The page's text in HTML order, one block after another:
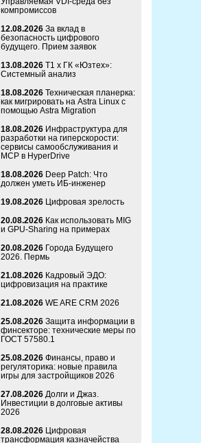
компромиссов
12.08.2026 За вклад в
безопасность цифрового
будущего. Прием заявок
13.08.2026 Т1 x ГК «Юзтех»:
Системный анализ
18.08.2026 Техническая планерка:
как мигрировать на Astra Linux с
помощью Astra Migration
18.08.2026 Инфраструктура для
разработки на гиперскорости:
сервисы самообслуживания и
MCP в HyperDrive
18.08.2026 Deep Patch: Что
должен уметь ИБ-инженер
19.08.2026 Цифровая зрелость
20.08.2026 Как использовать MIG
и GPU-Sharing на примерах
20.08.2026 Города Будущего
2026. Пермь
21.08.2026 Кадровый ЭДО:
цифровизация на практике
21.08.2026 WE ARE CRM 2026
25.08.2026 Защита информации в
финсекторе: технические меры по
ГОСТ 57580.1
25.08.2026 Финансы, право и
регуляторика: новые правила
игры для застройщиков 2026
27.08.2026 Долги и Джаз.
Инвестиции в долговые активы
2026
28.08.2026 Цифровая
трансформация казначейства